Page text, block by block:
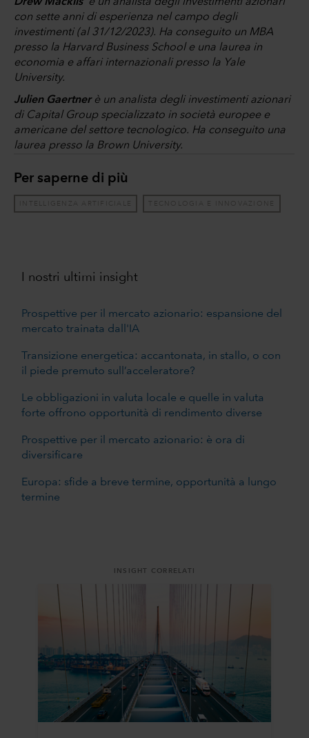
con sette anni di esperienza nel campo degli
investimenti (al 31/12/2023). Ha conseguito un MBA
presso la Harvard Business School e una laurea in
economia e affari internazionali presso la Yale
University.
Julien Gaertnerè un analista degli investimenti azionari
di Capital Group specializzato in società europee e
americane del settore tecnologico. Ha conseguito una
laurea presso la Brown University.
Per saperne di più
INTELLIGENZA ARTIFICIALE TECNOLOGIA E INNOVAZIONE
I nostri ultimi insight
Prospettive per il mercato azionario: espansione del
mercato trainata dall'IA
Transizione energetica: accantonata, in stallo, o con
il piede premuto sull’acceleratore?
Le obbligazioni in valuta locale e quelle in valuta
forte offrono opportunità di rendimento diverse
Prospettive per il mercato azionario: è ora di
diversificare
Europa: sfide a breve termine, opportunità a lungo
termine
INSIGHT CORRELATI